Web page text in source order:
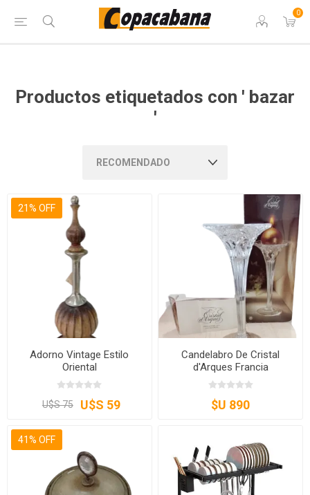
0
Productos etiquetados con ' bazar
'
21% OFF
Adorno Vintage Estilo
Oriental
U$S 75 U$S 59
Candelabro De Cristal
d'Arques Francia
$U 890
41% OFF